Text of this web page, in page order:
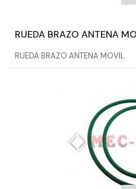
RUEDA BRAZO ANTENA
RUEDA BRAZO ANTENA MOVIL